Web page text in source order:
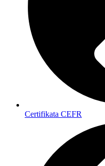
Certifikata CEFR